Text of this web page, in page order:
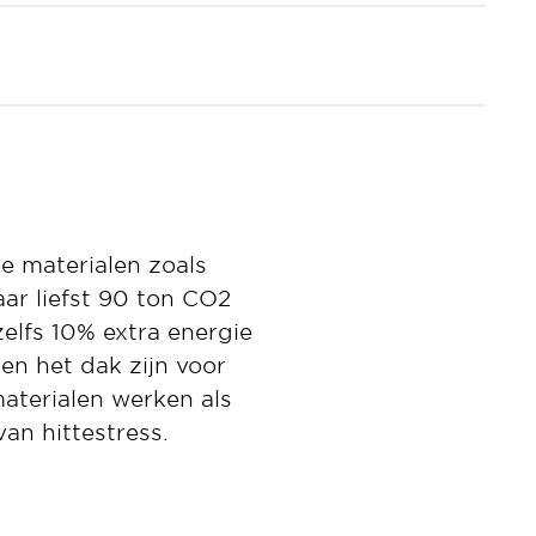
materialen zoals
liefst 90 ton CO2
10% extra energie
het dak zijn voor
werken als
hittestress.